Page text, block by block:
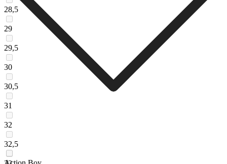
28,5
29
29,5
30
30,5
31
32
32,5